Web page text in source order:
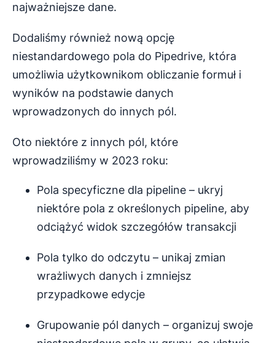
najważniejsze dane.
Dodaliśmy również nową opcję
niestandardowego pola do Pipedrive, która
umożliwia użytkownikom obliczanie formuł i
wyników na podstawie danych
wprowadzonych do innych pól.
Oto niektóre z innych pól, które
wprowadziliśmy w 2023 roku:
Pola specyficzne dla pipeline – ukryj
niektóre pola z określonych pipeline, aby
odciążyć widok szczegółów transakcji
Pola tylko do odczytu – unikaj zmian
wrażliwych danych i zmniejsz
przypadkowe edycje
Grupowanie pól danych – organizuj swoje